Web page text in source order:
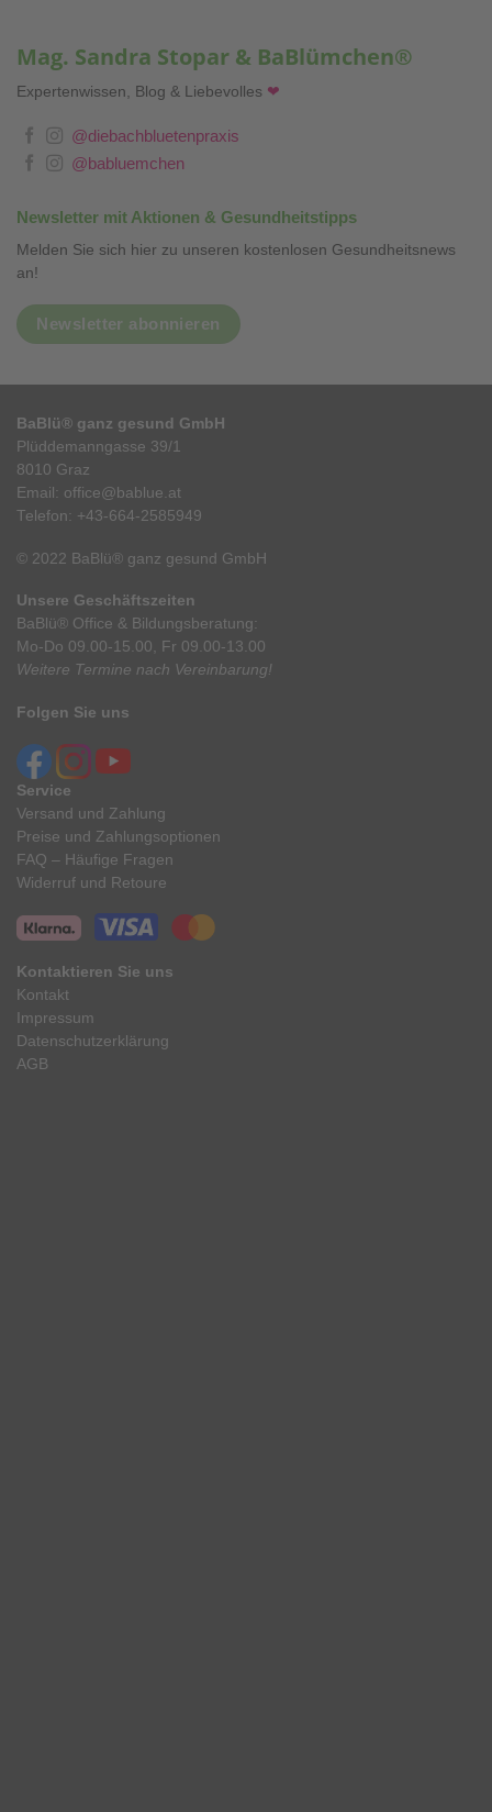
Mag. Sandra Stopar & BaBlümchen®
Expertenwissen, Blog & Liebevolles ❤
@diebachbluetenpraxis
@babluemchen
Newsletter mit Aktionen & Gesundheitstipps
Melden Sie sich hier zu unseren kostenlosen Gesundheitsnews
an!
Newsletter abonnieren
BaBlü® ganz gesund GmbH
Plüddemanngasse 39/1
8010 Graz
Email: office@bablue.at
Telefon: +43-664-2585949
© 2022 BaBlü® ganz gesund GmbH
Unsere Geschäftszeiten
BaBlü® Office & Bildungsberatung:
Mo-Do 09.00-15.00, Fr 09.00-13.00
Weitere Termine nach Vereinbarung!
Folgen Sie uns
Service
Versand und Zahlung
Preise und Zahlungsoptionen
FAQ – Häufige Fragen
Widerruf und Retoure
Kontaktieren Sie uns
Kontakt
Impressum
Datenschutzerklärung
AGB